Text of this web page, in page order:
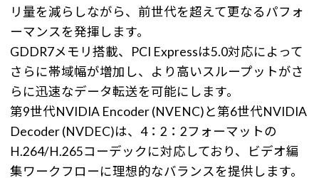
リ量を減らしながら、前世代を超えて更なるパフォ
ーマンスを発揮します。
GDDR7メモリ搭載、PCI Expressは5.0対応によって
さらに帯域幅が増加し、より高いスループットがさ
らに迅速なデータ転送を可能にします。
第9世代NVIDIA Encoder (NVENC)と第6世代NVIDIA
Decoder (NVDEC)は、4：2：2フォーマットの
H.264/H.265コーデックに対応しており、ビデオ編
集ワークフローに理想的なバランスを提供します。